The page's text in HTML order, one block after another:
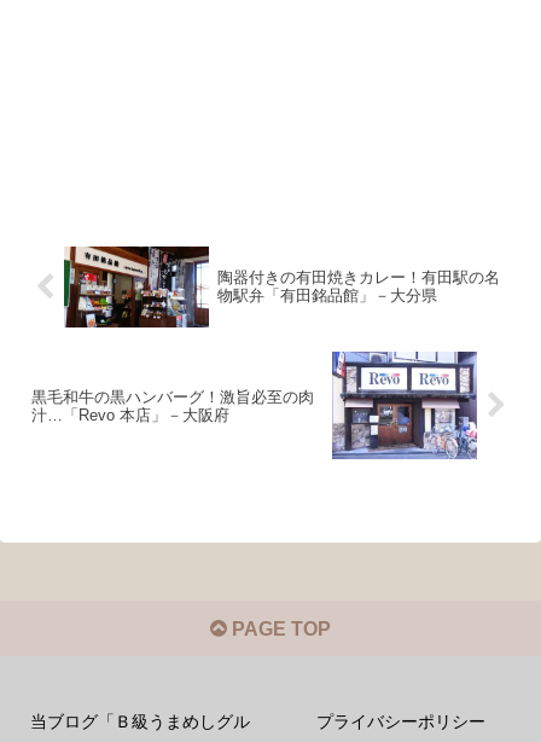
陶器付きの有田焼きカレー！有田駅の名
物駅弁「有田銘品館」－大分県
黒毛和牛の黒ハンバーグ！激旨必至の肉
汁…「Revo 本店」－大阪府
PAGE TOP
当ブログ「Ｂ級うまめしグル プライバシーポリシー